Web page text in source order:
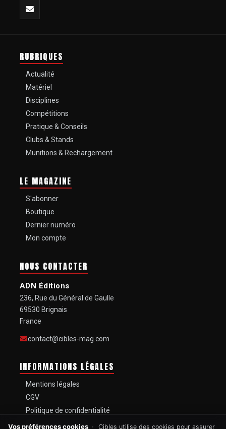
RUBRIQUES
Actualité
Matériel
Disciplines
Compétitions
Pratique & Conseils
Clubs & Stands
Munitions & Rechargement
LE MAGAZINE
S'abonner
Boutique
Dernier numéro
Mon compte
NOUS CONTACTER
ADN Éditions
236, Rue du Général de Gaulle
69530 Brignais
France
contact@cibles-mag.com
INFORMATIONS LÉGALES
Mentions légales
CGV
Politique de confidentialité
Gestion des cookies
Vos préférences cookies Cibles utilise des cookies pour assurer